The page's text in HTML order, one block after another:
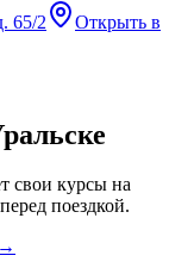
65/2
Открыть в
свои курсы на
поездкой.